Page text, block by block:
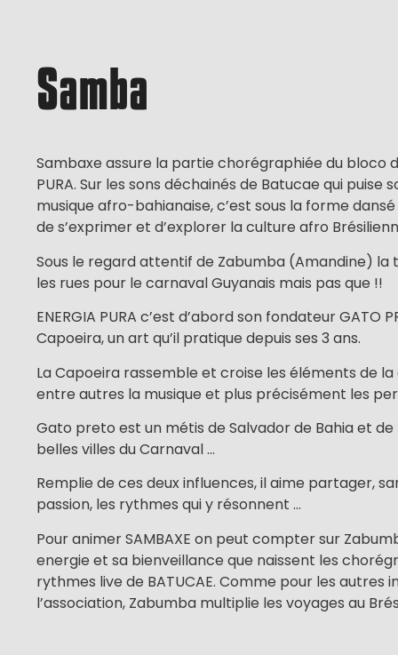
Samba
Sambaxe assure la partie chorégraphiée du bloco
PURA. Sur les sons déchainés de Batucae qui puise
musique afro-bahianaise, c’est sous la forme
de s’exprimer et d’explorer la culture afro
Sous le regard attentif de Zabumba (Amandine) la
les rues pour le carnaval Guyanais mais pas que !!
ENERGIA PURA c’est d’abord son fondateur GATO
Capoeira, un art qu’il pratique depuis ses 3 ans.
La Capoeira rassemble et croise les éléments de
entre autres la musique et plus précisément les
Gato preto est un métis de Salvador de Bahia et de
belles villes du Carnaval …
Remplie de ces deux influences, il aime partager,
passion, les rythmes qui y résonnent …
Pour animer SAMBAXE on peut compter sur
energie et sa bienveillance que naissent les
rythmes live de BATUCAE. Comme pour les autres
l’association, Zabumba multiplie les voyages au